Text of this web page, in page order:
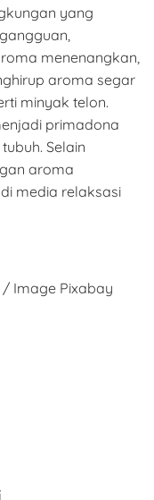
yang
menenangkan,
aroma segar
minyak telon.
primadona
Selain
aroma
media relaksasi
Image Pixabay